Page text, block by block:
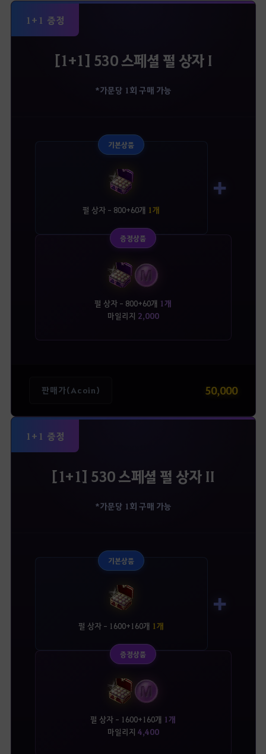
1+1 증정
[1+1] 530 스페셜 펄 상자 I
*가문당 1회 구매 가능
기본상품
펄 상자 - 800+60개 1개
➕
증정상품
펄 상자 - 800+60개 1개
마일리지 2,000
판매가(Acoin) 50,000
1+1 증정
[1+1] 530 스페셜 펄 상자 II
*가문당 1회 구매 가능
기본상품
펄 상자 - 1600+160개 1개
➕
증정상품
펄 상자 - 1600+160개 1개
마일리지 4,400